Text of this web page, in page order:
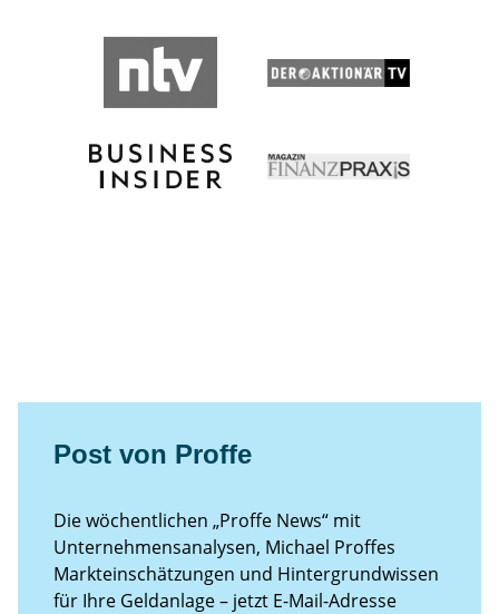
Post von Proffe
Die wöchentlichen „Proffe News“ mit
Unternehmensanalysen, Michael Proffes
Markteinschätzungen und Hintergrundwissen
für Ihre Geldanlage – jetzt E-Mail-Adresse